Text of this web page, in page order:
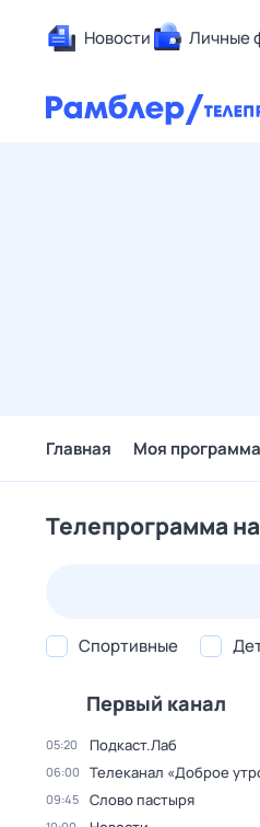
Новости Личные
Главная Моя программа
Телепрограмма
Спортивные
Первый канал
05:20 Подкаст.Лаб
06:00 Телеканал «Доброе
09:45 Слово пастыря